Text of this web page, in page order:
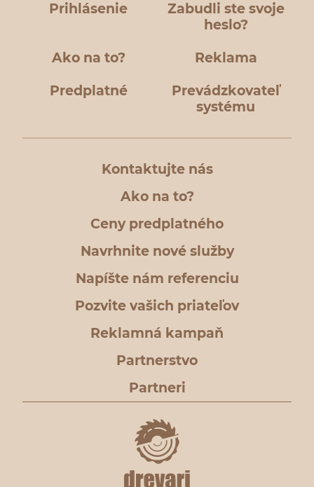
Prihlásenie
Zabudli ste svoje
heslo?
Ako na to? Reklama
Predplatné
Prevádzkovateľ
systému
Kontaktujte nás
Ako na to?
Ceny predplatného
Navrhnite nové služby
Napíšte nám referenciu
Pozvite vašich priateľov
Reklamná kampaň
Partnerstvo
Partneri